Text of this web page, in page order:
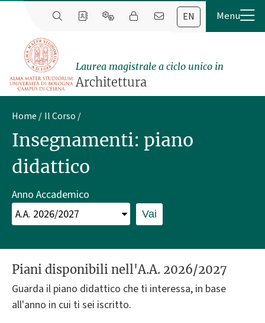
EN
Laurea magistrale a ciclo unico in
Architettura
Home Il Corso
Insegnamenti: piano
didattico
Anno Accademico
Vai
Piani disponibili nell'A.A. 2026/2027
Guarda il piano didattico che ti interessa, in base
all'anno in cui ti sei iscritto.